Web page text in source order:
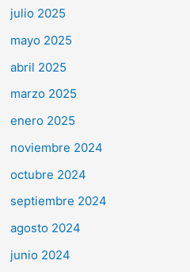
julio 2025
mayo 2025
abril 2025
marzo 2025
enero 2025
noviembre 2024
octubre 2024
septiembre 2024
agosto 2024
junio 2024